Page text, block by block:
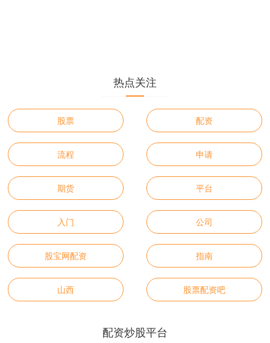
热点关注
股票 配资
流程 申请
期货 平台
入门 公司
股宝网配资 指南
山西 股票配资吧
配资炒股平台